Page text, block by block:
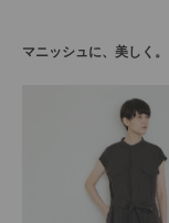
マニッシュに、美しく。